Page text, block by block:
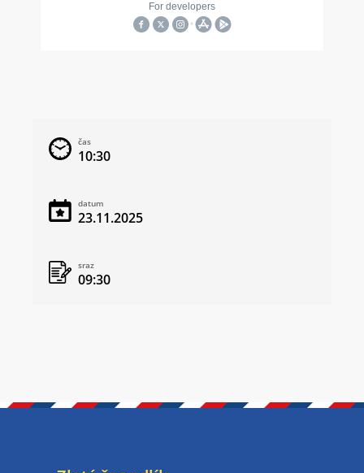
čas
10:30
datum
23.11.2025
sraz
09:30